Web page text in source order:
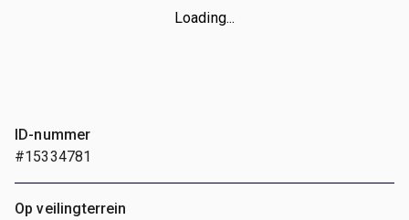
Loading...
ID-nummer
#15334781
Op veilingterrein